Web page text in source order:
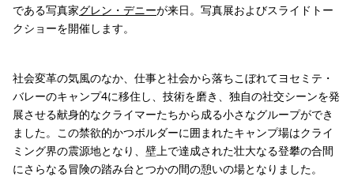
である写真家グレン・デニーが来日。写真展およびスライドトー
クショーを開催します。
社会変革の気風のなか、仕事と社会から落ちこぼれてヨセミテ・
バレーのキャンプ4に移住し、技術を磨き、独自の社交シーンを発
展させる献身的なクライマーたちから成る小さなグループができ
ました。この禁欲的かつボルダーに囲まれたキャンプ場はクライ
ミング界の震源地となり、壁上で達成された壮大なる登攀の合間
にさらなる冒険の踏み台とつかの間の憩いの場となりました。